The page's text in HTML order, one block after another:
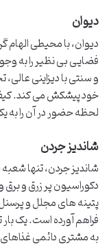
دیوان
دیوان، با محیطی الهام
فضایی بی نظیر را به
و سنتی با دیزاینی عالی،
خود پیشکش می کند.
لحظه حضور در آن را
شاندیز جردن
شاندیز جردن، تنها
دکوراسیون پر زرق و
پتینه های مجلل و
فراهم آورده است. یک
به مشتری دائمی